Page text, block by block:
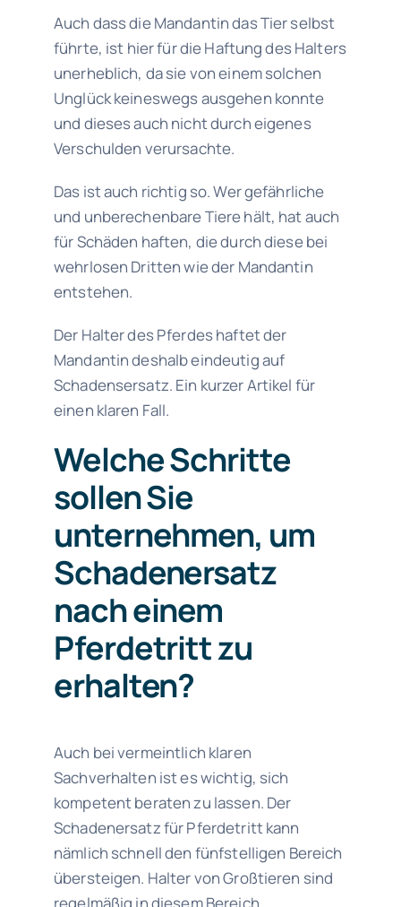
Auch dass die Mandantin das Tier selbst
führte, ist hier für die Haftung des Halters
unerheblich, da sie von einem solchen
Unglück keineswegs ausgehen konnte
und dieses auch nicht durch eigenes
Verschulden verursachte.
Das ist auch richtig so. Wer gefährliche
und unberechenbare Tiere hält, hat auch
für Schäden haften, die durch diese bei
wehrlosen Dritten wie der Mandantin
entstehen.
Der Halter des Pferdes haftet der
Mandantin deshalb eindeutig auf
Schadensersatz. Ein kurzer Artikel für
einen klaren Fall.
Welche Schritte
sollen Sie
unternehmen, um
Schadenersatz
nach einem
Pferdetritt zu
erhalten?
Auch bei vermeintlich klaren
Sachverhalten ist es wichtig, sich
kompetent beraten zu lassen. Der
Schadenersatz für Pferdetritt kann
nämlich schnell den fünfstelligen Bereich
übersteigen. Halter von Großtieren sind
regelmäßig in diesem Bereich